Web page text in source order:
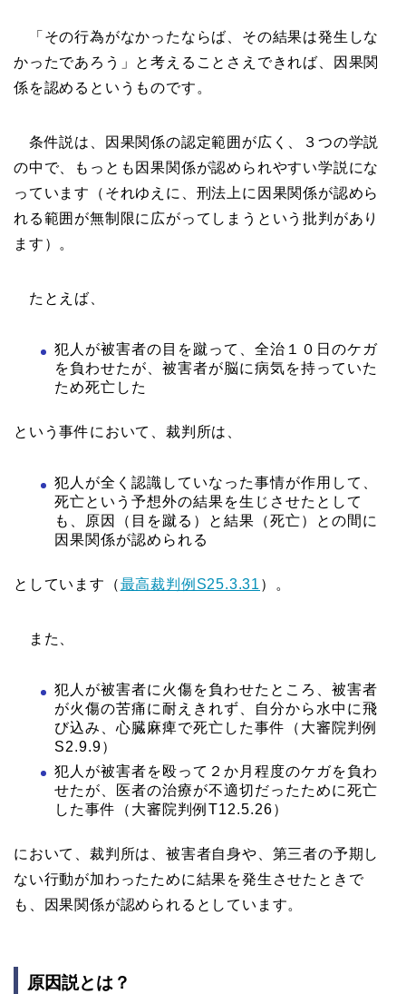
「その行為がなかったならば、その結果は発生しな
かったであろう」と考えることさえできれば、因果関
係を認めるというものです。
条件説は、因果関係の認定範囲が広く、３つの学説
の中で、もっとも因果関係が認められやすい学説にな
っています（それゆえに、刑法上に因果関係が認めら
れる範囲が無制限に広がってしまうという批判があり
ます）。
たとえば、
犯人が被害者の目を蹴って、全治１０日のケガ
を負わせたが、被害者が脳に病気を持っていた
ため死亡した
という事件において、裁判所は、
犯人が全く認識していなった事情が作用して、
死亡という予想外の結果を生じさせたとして
も、原因（目を蹴る）と結果（死亡）との間に
因果関係が認められる
としています（最高裁判例S25.3.31 ）。
また、
犯人が被害者に火傷を負わせたところ、被害者
が火傷の苦痛に耐えきれず、自分から水中に飛
び込み、心臓麻痺で死亡した事件（大審院判例
S2.9.9）
犯人が被害者を殴って２か月程度のケガを負わ
せたが、医者の治療が不適切だったために死亡
した事件（大審院判例T12.5.26）
において、裁判所は、被害者自身や、第三者の予期し
ない行動が加わったために結果を発生させたときで
も、因果関係が認められるとしています。
原因説とは？